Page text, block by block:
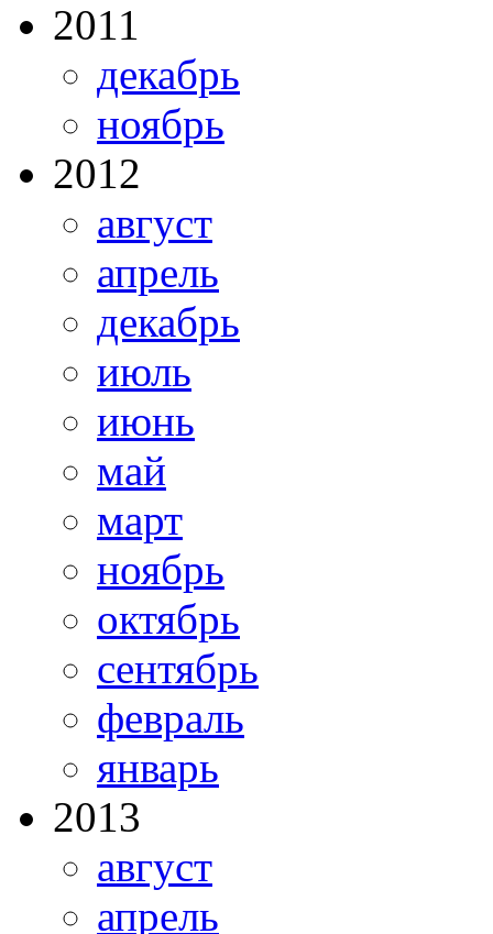
2011
декабрь
ноябрь
2012
август
апрель
декабрь
июль
июнь
май
март
ноябрь
октябрь
сентябрь
февраль
январь
2013
август
апрель